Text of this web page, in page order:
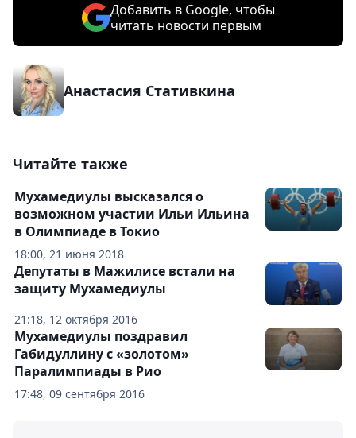
Добавить в Google, чтобы
читать новости первым
Анастасия Стативкина
Читайте также
18:00, 21 июня 2018
Мухамедиулы высказался о
возможном участии Ильи Ильина
в Олимпиаде в Токио
21:18, 12 октября 2016
Депутаты в Мажилисе встали на
защиту Мухамедиулы
17:48, 09 сентября 2016
Мухамедиулы поздравил
Габидуллину с «золотом»
Паралимпиады в Рио